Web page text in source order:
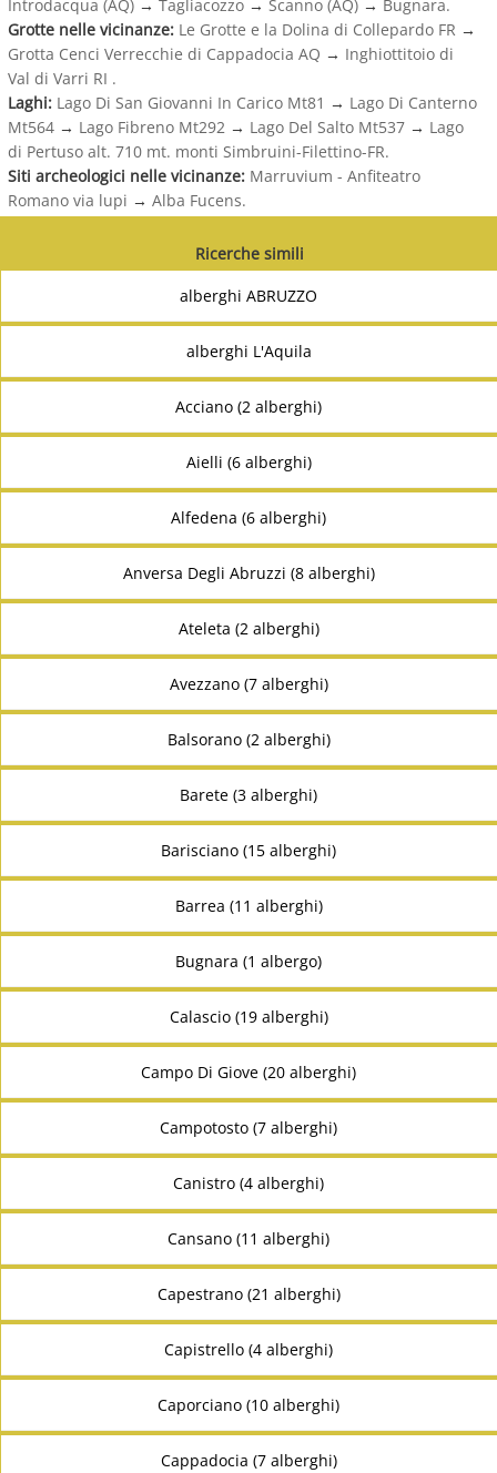
Introdacqua (AQ) → Tagliacozzo → Scanno (AQ) → Bugnara.
Grotte nelle vicinanze: Le Grotte e la Dolina di Collepardo FR →
Grotta Cenci Verrecchie di Cappadocia AQ → Inghiottitoio di
Val di Varri RI .
Laghi: Lago Di San Giovanni In Carico Mt81 → Lago Di Canterno
Mt564 → Lago Fibreno Mt292 → Lago Del Salto Mt537 → Lago
di Pertuso alt. 710 mt. monti Simbruini-Filettino-FR.
Siti archeologici nelle vicinanze: Marruvium - Anfiteatro
Romano via lupi → Alba Fucens.
Ricerche simili
alberghi ABRUZZO
alberghi L'Aquila
Acciano (2 alberghi)
Aielli (6 alberghi)
Alfedena (6 alberghi)
Anversa Degli Abruzzi (8 alberghi)
Ateleta (2 alberghi)
Avezzano (7 alberghi)
Balsorano (2 alberghi)
Barete (3 alberghi)
Barisciano (15 alberghi)
Barrea (11 alberghi)
Bugnara (1 albergo)
Calascio (19 alberghi)
Campo Di Giove (20 alberghi)
Campotosto (7 alberghi)
Canistro (4 alberghi)
Cansano (11 alberghi)
Capestrano (21 alberghi)
Capistrello (4 alberghi)
Caporciano (10 alberghi)
Cappadocia (7 alberghi)